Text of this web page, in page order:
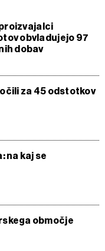
obvladujejo 97
dobav
za 45 odstotkov
na kaj se
območje